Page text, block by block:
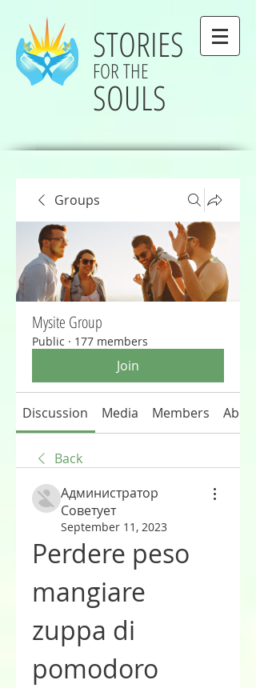
STORIES
FOR THE
SOULS
Groups
Mysite Group
Public · 177 members
Join
Discussion Media Members About
Back
Администратор
Советует
September 11, 2023
Perdere peso
mangiare
zuppa di
pomodoro